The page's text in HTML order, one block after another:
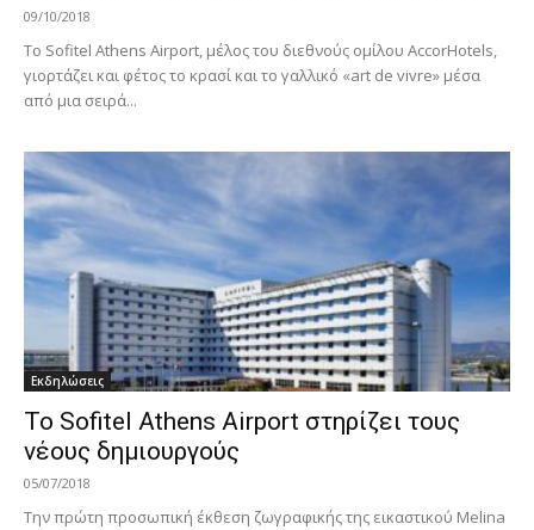
09/10/2018
Το Sofitel Athens Airport, μέλος του διεθνούς ομίλου AccorHotels,
γιορτάζει και φέτος το κρασί και το γαλλικό «art de vivre» μέσα
από μια σειρά...
Εκδηλώσεις
Το Sofitel Athens Airport στηρίζει τους
νέους δημιουργούς
05/07/2018
Την πρώτη προσωπική έκθεση ζωγραφικής της εικαστικού Melina